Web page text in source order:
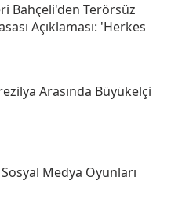
Bahçeli'den Terörsüz
Açıklaması: 'herkes
Arasında Büyükelçi
Medya Oyunları